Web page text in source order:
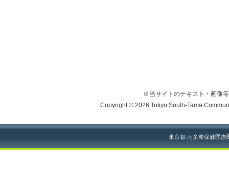
※当サイトのテキスト・画像
Copyright © 2026 Tokyo South-Tama
東京都 南多摩保健医療